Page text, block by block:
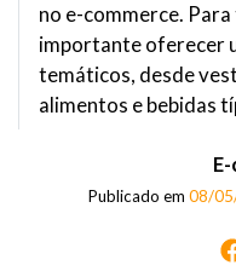
no e-commerce.
importante oferecer
temáticos, desde
alimentos e bebidas
Publicado em 08/